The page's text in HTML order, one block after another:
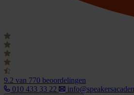
9.2 van 770 beoordelingen
010 433 33 22